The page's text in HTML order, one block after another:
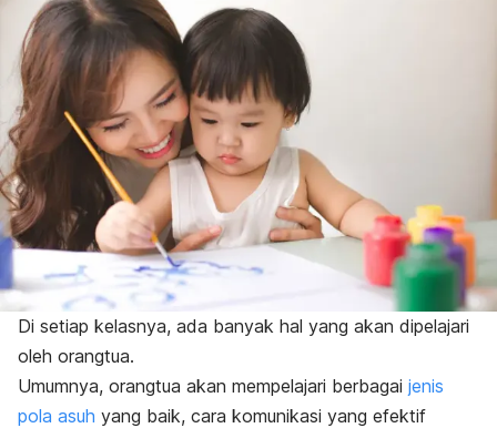
Di setiap kelasnya, ada banyak hal yang akan dipelajari
oleh orangtua.
Umumnya, orangtua akan mempelajari berbagai jenis
pola asuh yang baik, cara komunikasi yang efektif